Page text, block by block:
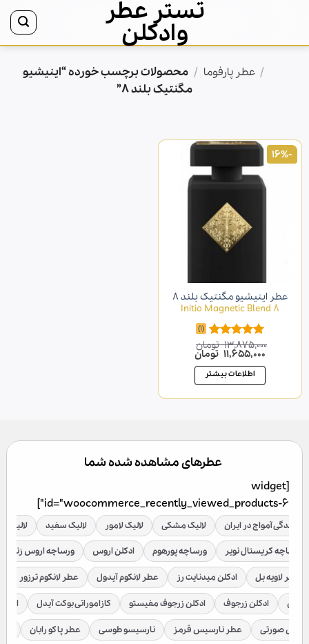
content
تستر عطر
وادکلن
/ عطر پارفوما / محصولات برچسب خورده “اینیشیو
مگنتیک بلند 8”
-16%
عطر اینیشیو مگنتیک بلند 8
Initio Magnetic Blend 8
امتیاز5.00
از 5
(1)
13,875,000 تومان
قیمت
اصلی
13,875,000 تومان
بود.
11,655,000 تومان
فعلی
است. اطلاعات بیشتر
عطرهای مشاهده شده شما
[widget
id="woocommerce_recently_viewed_products-6"]
نمایندگی آمواج در ایران لالیک مشکی لالیک لامور لالیک سفید لالیک
ورساچه کریستال نویر ورساچه پورهوم ادکلن اروس ورساچه اروس زنانه
عطر لاویه بل ادکلن میدنایت رز عطر لانکوم آیدول عطر لانکوم ترزور
ادکلن زرجوف ادکلن زرجوف مفیستو کازاموراتی بوکت آیدل
صورتی عطر نارسیس قرمز نارسیسو طوسی عطر پاکو رابان